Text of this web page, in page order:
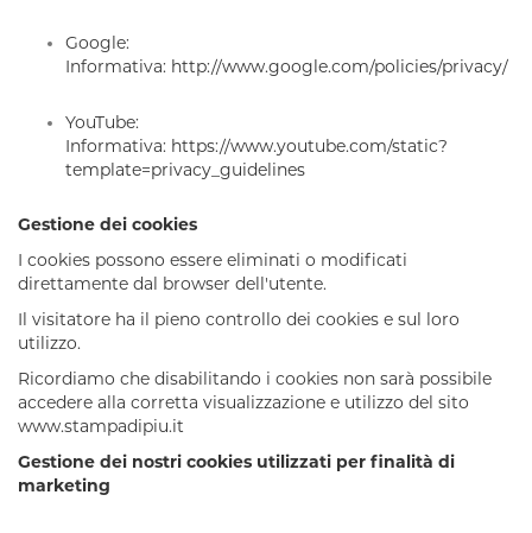
Google:
Informativa: http://www.google.com/policies/privacy/
YouTube:
Informativa: https://www.youtube.com/static?
template=privacy_guidelines
Gestione dei cookies
I cookies possono essere eliminati o modificati
direttamente dal browser dell'utente.
Il visitatore ha il pieno controllo dei cookies e sul loro
utilizzo.
Ricordiamo che disabilitando i cookies non sarà possibile
accedere alla corretta visualizzazione e utilizzo del sito
www.stampadipiu.it
Gestione dei nostri cookies utilizzati per finalità di
marketing